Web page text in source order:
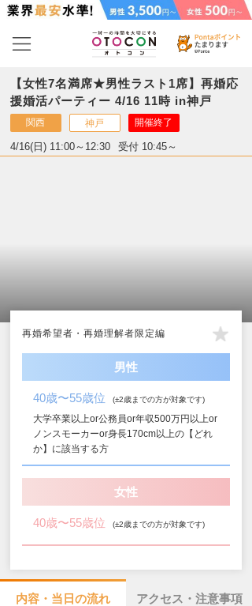
【女性7名満席★男性ラスト1席】再婚応
援婚活パーティー 4/16 11時 in神戸
関西 神戸 開催終了
4/16(日) 11:00～12:30 受付 10:45～
再婚希望者・再婚理解者限定編
男性
40歳〜55歳位 (±2歳までの方が対象です)
大学卒業以上or公務員or年収500万円以上or
ノンスモーカーor身長170cm以上の【どれ
か】に該当する方
女性
40歳〜55歳位 (±2歳までの方が対象です)
内容・当日の流れ アクセス・注意事項